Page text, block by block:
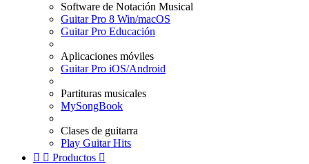
Software de Notación Musical
Guitar Pro 8 Win/macOS
Guitar Pro Educación
Aplicaciones móviles
Guitar Pro iOS/Android
Partituras musicales
MySongBook
Clases de guitarra
Play Guitar Hits
  Productos 